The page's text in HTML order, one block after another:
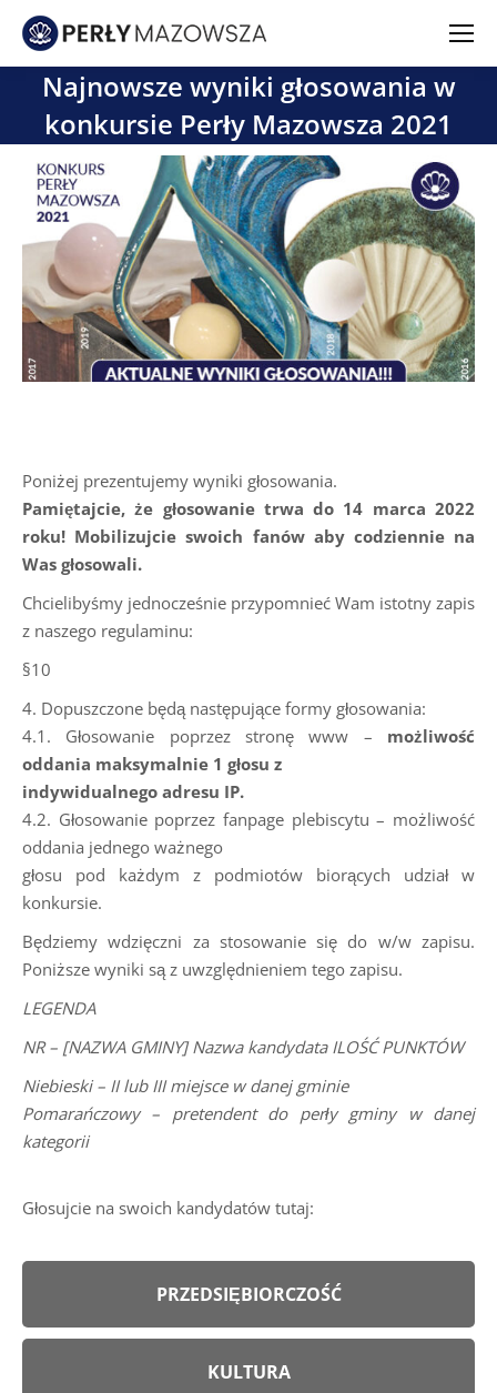
Najnowsze wyniki głosowania w
konkursie Perły Mazowsza 2021
Poniżej prezentujemy wyniki głosowania.
Pamiętajcie, że głosowanie trwa do 14 marca 2022
roku! Mobilizujcie swoich fanów aby codziennie na
Was głosowali.
Chcielibyśmy jednocześnie przypomnieć Wam istotny zapis
z naszego regulaminu:
§10
4. Dopuszczone będą następujące formy głosowania:
4.1. Głosowanie poprzez stronę www – możliwość
oddania maksymalnie 1 głosu z
indywidualnego adresu IP.
4.2. Głosowanie poprzez fanpage plebiscytu – możliwość
oddania jednego ważnego
głosu pod każdym z podmiotów biorących udział w
konkursie.
Będziemy wdzięczni za stosowanie się do w/w zapisu.
Poniższe wyniki są z uwzględnieniem tego zapisu.
LEGENDA
NR – [NAZWA GMINY] Nazwa kandydata ILOŚĆ PUNKTÓW
Niebieski – II lub III miejsce w danej gminie
Pomarańczowy – pretendent do perły gminy w danej
kategorii
Głosujcie na swoich kandydatów tutaj:
PRZEDSIĘBIORCZOŚĆ
KULTURA